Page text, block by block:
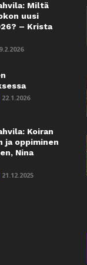
Miltä
uusi
– Krista
9.2.2026
22.1.2026
Koiran
ja oppiminen
Nina
21.12.2025